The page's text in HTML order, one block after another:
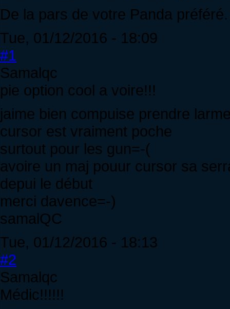
De la pars de votre Panda préféré.
Tue, 01/12/2016 - 18:09
#1
Samalqc
pie option cool a voire!!!
jaime bien compuise prendre
cursor est vraiment poche
surtout pour les gun=-(
avoire un maj pouur cursor sa
depui le début
merci davence=-)
samalQC
Tue, 01/12/2016 - 18:13
#2
Samalqc
Médic!!!!!!